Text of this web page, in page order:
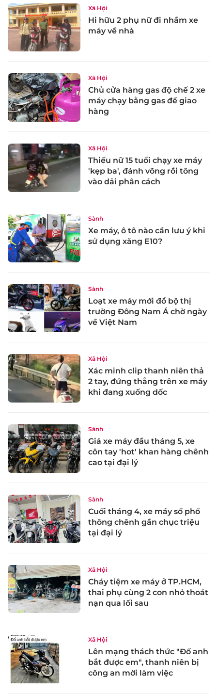
Xã Hội
Hi hữu 2 phụ nữ đi nhầm xe
máy về nhà
Xã Hội
Chủ cửa hàng gas độ chế 2 xe
máy chạy bằng gas để giao
hàng
Xã Hội
Thiếu nữ 15 tuổi chạy xe máy
'kẹp ba', đánh võng rồi tông
vào dải phân cách
Sành
Xe máy, ô tô nào cần lưu ý khi
sử dụng xăng E10?
Sành
Loạt xe máy mới đổ bộ thị
trường Đông Nam Á chờ ngày
về Việt Nam
Xã Hội
Xác minh clip thanh niên thả
2 tay, đứng thẳng trên xe máy
khi đang xuống dốc
Sành
Giá xe máy đầu tháng 5, xe
côn tay 'hot' khan hàng chênh
cao tại đại lý
Sành
Cuối tháng 4, xe máy số phổ
thông chênh gần chục triệu
tại đại lý
Xã Hội
Cháy tiệm xe máy ở TP.HCM,
thai phụ cùng 2 con nhỏ thoát
nạn qua lối sau
Xã Hội
Lên mạng thách thức "Đố anh
bắt được em", thanh niên bị
công an mời làm việc